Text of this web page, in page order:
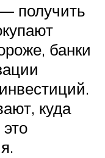
получить
банки
куда